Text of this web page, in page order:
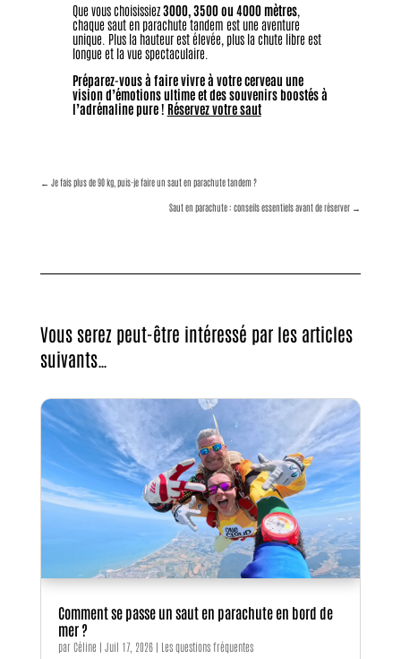
Que vous choisissiez3000, 3500 ou 4000 mètres,
chaque saut en parachute tandem est une aventure
unique. Plus la hauteur est élevée, plus la chute libre est
longue et la vue spectaculaire.
Préparez-vous à faire vivre à votre cerveau une
vision d’émotions ultime et des souvenirs boostés à
l’adrénaline pure ! Réservez votre saut
← Je fais plus de 90 kg, puis-je faire un saut en parachute tandem ?
Saut en parachute : conseils essentiels avant de réserver →
Vous serez peut-être intéressé par les articles
suivants…
Comment se passe un saut en parachute en bord de
mer ?
parCéline | Juil 17, 2026| Les questions fréquentes